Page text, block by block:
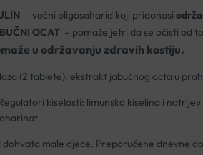
– voćni oligosaharid koji pridonosi
OCAT– pomaže jetri da se očisti od
u održavanju zdravih kostiju.
(2 tablete): ekstrakt jabučnog octa u
kiselosti: limunska kiselina i
dohvata male djece. Preporučene dnevne